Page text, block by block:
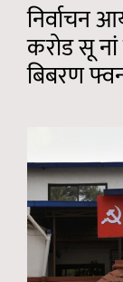
निर्वाचन
करोड सू
बिबरण